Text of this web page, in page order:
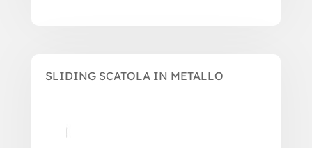
SLIDING SCATOLA IN METALLO